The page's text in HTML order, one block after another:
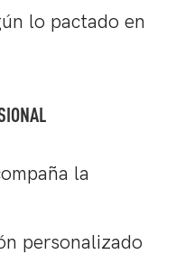
lo pactado en
la
personalizado